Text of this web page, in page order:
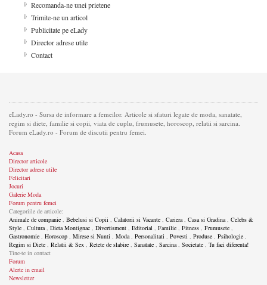
Recomanda-ne unei prietene
Trimite-ne un articol
Publicitate pe eLady
Director adrese utile
Contact
eLady.ro - Sursa de informare a femeilor. Articole si sfaturi legate de moda, sanatate,
regim si diete, familie si copii, viata de cuplu, frumusete, horoscop, relatii si sarcina.
Forum eLady.ro - Forum de discutii pentru femei.
Acasa
Director articole
Director adrese utile
Felicitari
Jocuri
Galerie Moda
Forum pentru femei
Categoriile de articole:
Animale de companie , Bebelusi si Copii , Calatorii si Vacante , Cariera, Casa si Gradina, Celebs &
Style , Cultura, Dieta Montignac , Divertisment , Editorial , Familie , Fitness , Frumusete ,
Gastronomie , Horoscop , Mirese si Nunti , Moda, Personalitati , Povesti , Produse , Psihologie ,
Regim si Diete , Relatii & Sex , Retete de slabire , Sanatate , Sarcina, Societate , Tu faci diferenta!
Tine-te in contact
Forum
Alerte in email
Newsletter